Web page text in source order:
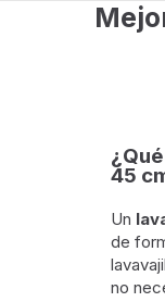
45
Un
de
no